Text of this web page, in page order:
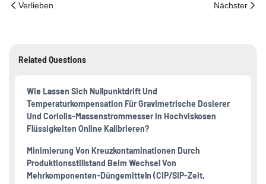
Verlieben Nächster
Related Questions
Wie Lassen Sich Nullpunktdrift Und
Temperaturkompensation Für Gravimetrische Dosierer
Und Coriolis-Massenstrommesser In Hochviskosen
Flüssigkeiten Online Kalibrieren?
Minimierung Von Kreuzkontaminationen Durch
Produktionsstillstand Beim Wechsel Von
Mehrkomponenten-Düngemitteln (CIP/SIP-Zeit,